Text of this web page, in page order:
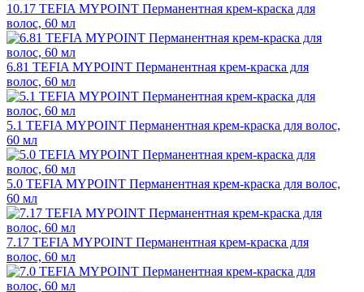
10.17 TEFIA MYPOINT Перманентная крем-краска для
волос, 60 мл
6.81 TEFIA MYPOINT Перманентная крем-краска для
волос, 60 мл
5.1 TEFIA MYPOINT Перманентная крем-краска для волос,
60 мл
5.0 TEFIA MYPOINT Перманентная крем-краска для волос,
60 мл
7.17 TEFIA MYPOINT Перманентная крем-краска для
волос, 60 мл